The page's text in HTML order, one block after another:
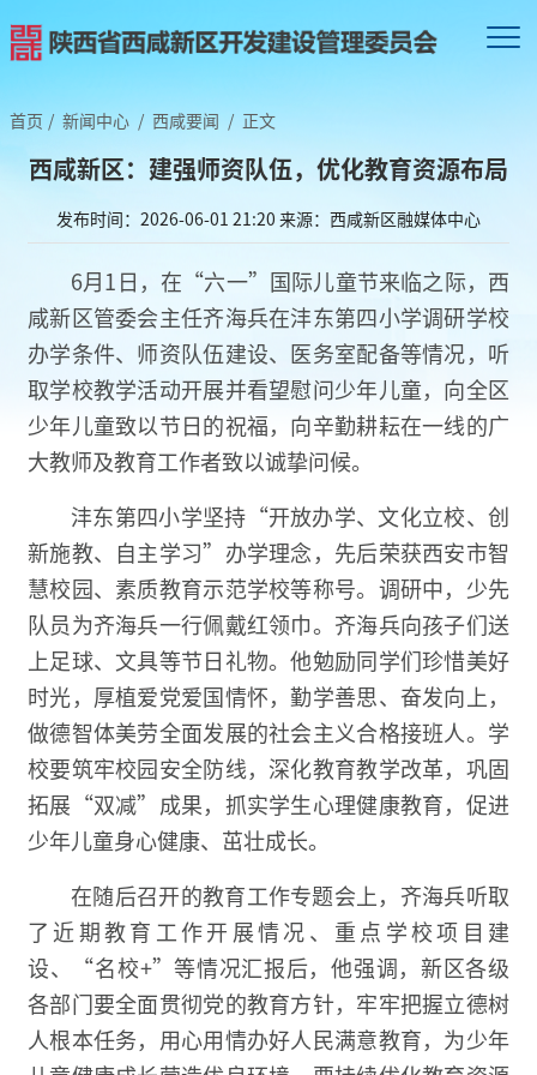
首页 / 新闻中心 / 西咸要闻 / 正文
西咸新区：建强师资队伍，优化教育资源布局
发布时间：2026-06-01 21:20 来源：西咸新区融媒体中心
6月1日，在“六一”国际儿童节来临之际，西
咸新区管委会主任齐海兵在沣东第四小学调研学校
办学条件、师资队伍建设、医务室配备等情况，听
取学校教学活动开展并看望慰问少年儿童，向全区
少年儿童致以节日的祝福，向辛勤耕耘在一线的广
大教师及教育工作者致以诚挚问候。
沣东第四小学坚持“开放办学、文化立校、创
新施教、自主学习”办学理念，先后荣获西安市智
慧校园、素质教育示范学校等称号。调研中，少先
队员为齐海兵一行佩戴红领巾。齐海兵向孩子们送
上足球、文具等节日礼物。他勉励同学们珍惜美好
时光，厚植爱党爱国情怀，勤学善思、奋发向上，
做德智体美劳全面发展的社会主义合格接班人。学
校要筑牢校园安全防线，深化教育教学改革，巩固
拓展“双减”成果，抓实学生心理健康教育，促进
少年儿童身心健康、茁壮成长。
在随后召开的教育工作专题会上，齐海兵听取
了近期教育工作开展情况、重点学校项目建
设、“名校+”等情况汇报后，他强调，新区各级
各部门要全面贯彻党的教育方针，牢牢把握立德树
人根本任务，用心用情办好人民满意教育，为少年